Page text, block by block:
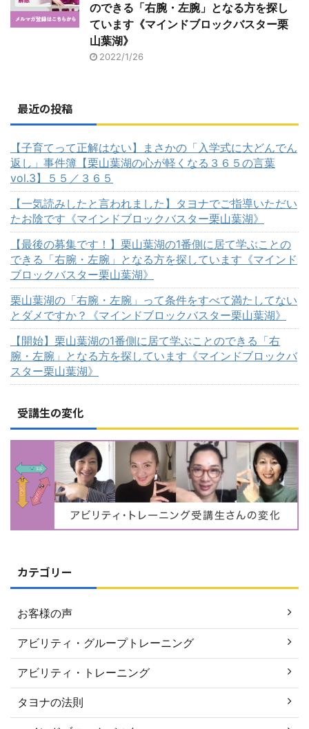
のできる「右腕・左腕」となる方を探し
ています《マインドブロックバスター栗
山葉湖》
2022/1/26
最近の投稿
【子育てって正解はない】まさかの「入学式に大どんでん
返し」事件簿【栗山葉湖の心が軽くなる３６５の言葉
vol.3】５５／３６５
【一気読みしたと言われました】タヨナでご指導いただい
たお陰です《マインドブロックバスター栗山葉湖》
【最後の募集です！】栗山葉湖の1番側に居て学ぶことの
できる「右腕・左腕」となる方を探しています《マインド
ブロックバスター栗山葉湖》
栗山葉湖の「右腕・左腕」って条件をすべて満たしてない
とダメですか？《マインドブロックバスター栗山葉湖》
【開始】栗山葉湖の1番側に居て学ぶことのできる「右
腕・左腕」となる方を探しています《マインドブロックバ
スター栗山葉湖》
受講生の変化
カテゴリー
お客様の声
アビリティ・グループトレーニング
アビリティ・トレーニング
タヨナの法則